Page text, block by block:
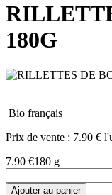
180G
Bio français
Prix de vente : 7.90 €
7.90 €180 g
Ajouter au panier